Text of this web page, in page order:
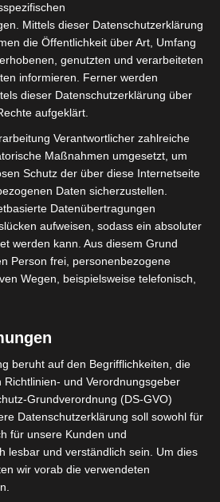
Startseite
(CSS)
2024-17:30
2023/2024 - Playoff
| Spieltag 6
Halbzeit: 0-1
Africain
(CA) 1
Sportif
(CSS)
Agrebi (Stadion des 14
Mittels dieser Datenschutzerklärung
die Öffentlichkeit über Art, Umfang
genutzten und verarbeiteten
informieren. Ferner werden
dieser Datenschutzerklärung über
aufgeklärt.
Verantwortlicher zahlreiche
Maßnahmen umgesetzt, um
Schutz der über diese Internetseite
Daten sicherzustellen.
Datenübertragungen
aufweisen, sodass ein absoluter
werden kann. Aus diesem Grund
Person frei, personenbezogene
Wegen, beispielsweise telefonisch,
beruht auf den Begrifflichkeiten, die
und Verordnungsgeber
Grundverordnung (DS-GVO)
Datenschutzerklärung soll sowohl für
für unsere Kunden und
lesbar und verständlich sein. Um dies
wir vorab die verwendeten